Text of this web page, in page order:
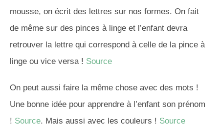
mousse, on écrit des lettres sur nos formes. On fait
de même sur des pinces à linge et l’enfant devra
retrouver la lettre qui correspond à celle de la pince à
linge ou vice versa ! Source
On peut aussi faire la même chose avec des mots !
Une bonne idée pour apprendre à l’enfant son prénom
! Source. Mais aussi avec les couleurs ! Source